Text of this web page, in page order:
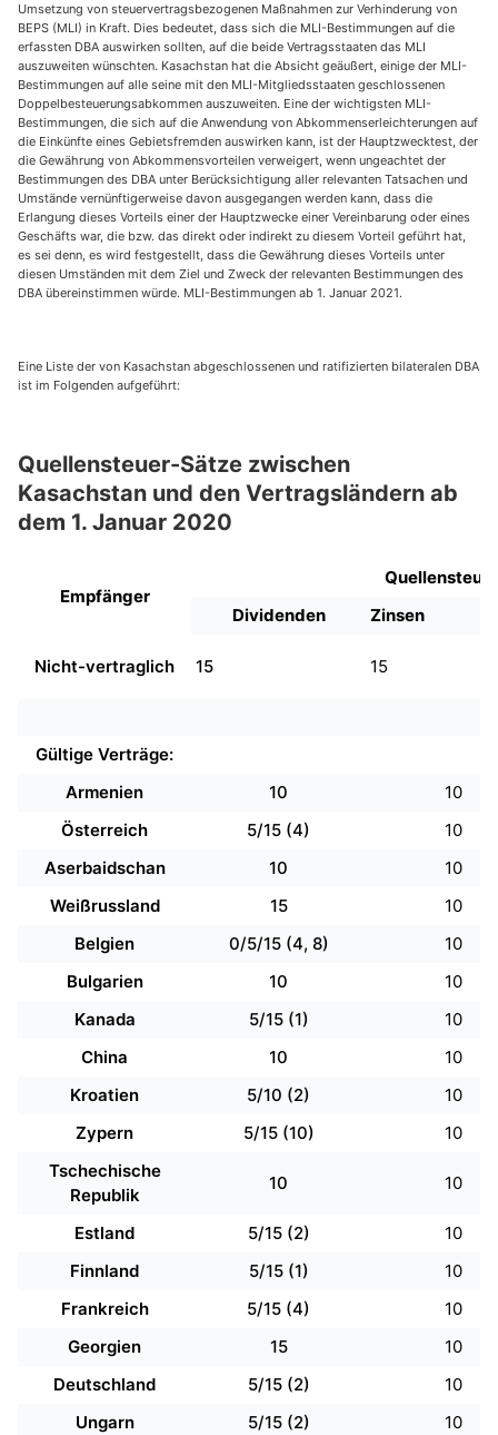
Umsetzung von steuervertragsbezogenen Maßnahmen zur Verhinderung von
BEPS (MLI) in Kraft. Dies bedeutet, dass sich die MLI-Bestimmungen auf die
erfassten DBA auswirken sollten, auf die beide Vertragsstaaten das MLI
auszuweiten wünschten. Kasachstan hat die Absicht geäußert, einige der MLI-
Bestimmungen auf alle seine mit den MLI-Mitgliedsstaaten geschlossenen
Doppelbesteuerungsabkommen auszuweiten. Eine der wichtigsten MLI-
Bestimmungen, die sich auf die Anwendung von Abkommenserleichterungen auf
die Einkünfte eines Gebietsfremden auswirken kann, ist der Hauptzwecktest, der
die Gewährung von Abkommensvorteilen verweigert, wenn ungeachtet der
Bestimmungen des DBA unter Berücksichtigung aller relevanten Tatsachen und
Umstände vernünftigerweise davon ausgegangen werden kann, dass die
Erlangung dieses Vorteils einer der Hauptzwecke einer Vereinbarung oder eines
Geschäfts war, die bzw. das direkt oder indirekt zu diesem Vorteil geführt hat,
es sei denn, es wird festgestellt, dass die Gewährung dieses Vorteils unter
diesen Umständen mit dem Ziel und Zweck der relevanten Bestimmungen des
DBA übereinstimmen würde. MLI-Bestimmungen ab 1. Januar 2021.
Eine Liste der von Kasachstan abgeschlossenen und ratifizierten bilateralen DBA
ist im Folgenden aufgeführt:
Quellensteuer-Sätze zwischen
Kasachstan und den Vertragsländern ab
dem 1. Januar 2020
Empfänger
Dividenden
Zinsen
Nicht-vertraglich 15 15
Gültige Verträge:
Armenien
10
10
Österreich
5/15 (4)
10
Aserbaidschan
10
10
Weißrussland
15
10
Belgien
0/5/15 (4, 8)
10
Bulgarien
10
10
Kanada
5/15 (1)
10
China
10
10
Kroatien
5/10 (2)
10
Zypern
5/15 (10)
10
Tschechische
Republik
10 10
Estland 5/15 (2)
10
Finnland
5/15 (1)
10
Frankreich
5/15 (4)
10
Georgien
15
10
Deutschland
5/15 (2)
10
Ungarn
5/15 (2) 10